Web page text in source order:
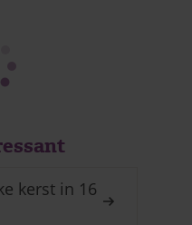
kerst in 16